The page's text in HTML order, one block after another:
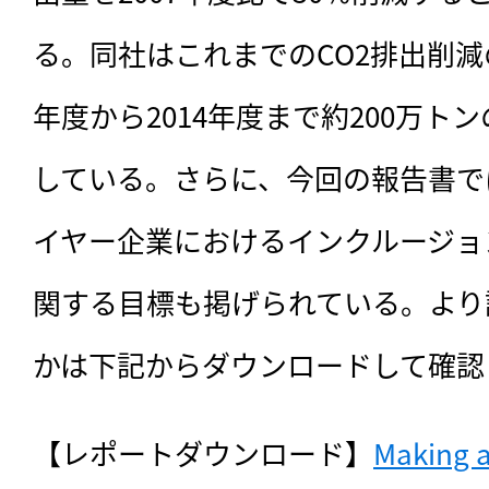
る。同社はこれまでのCO2排出削
年度から2014年度まで約200万ト
している。さらに、今回の報告書
イヤー企業におけるインクルージ
関する目標も掲げられている。よ
かは下記からダウンロードして確
【レポートダウンロード】 Making